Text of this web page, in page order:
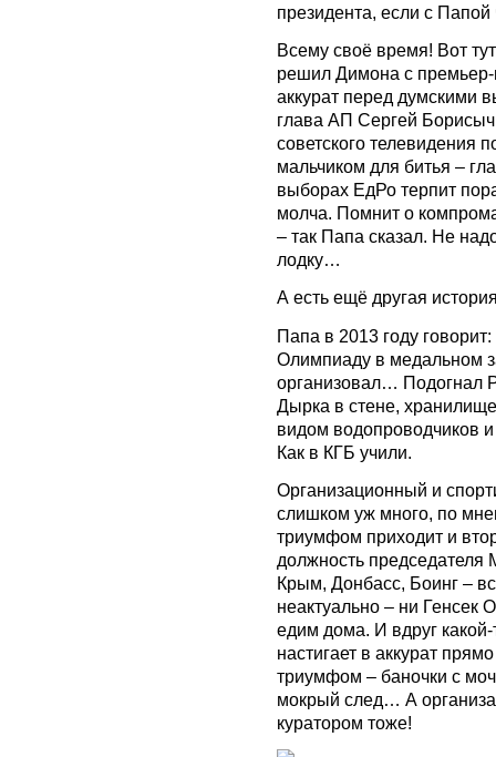
президента, если с
Всему своё время! Вот
решил Димона с премьер-
аккурат перед думскими
глава АП Сергей
советского телевидения
мальчиком для битья –
выборах ЕдРо терпит
молча. Помнит о
– так Папа сказал. Не
лодку…
А есть ещё другая
Папа в 2013 году
Олимпиаду в медальном
организовал… Подогнал
Дырка в стене,
видом водопроводчиков
Как в КГБ учили.
Организационный и
слишком уж много, по
триумфом приходит и
должность
Крым, Донбасс, Боинг –
неактуально – ни
едим дома. И вдруг
настигает в аккурат
триумфом – баночки с
мокрый след… А
куратором тоже!